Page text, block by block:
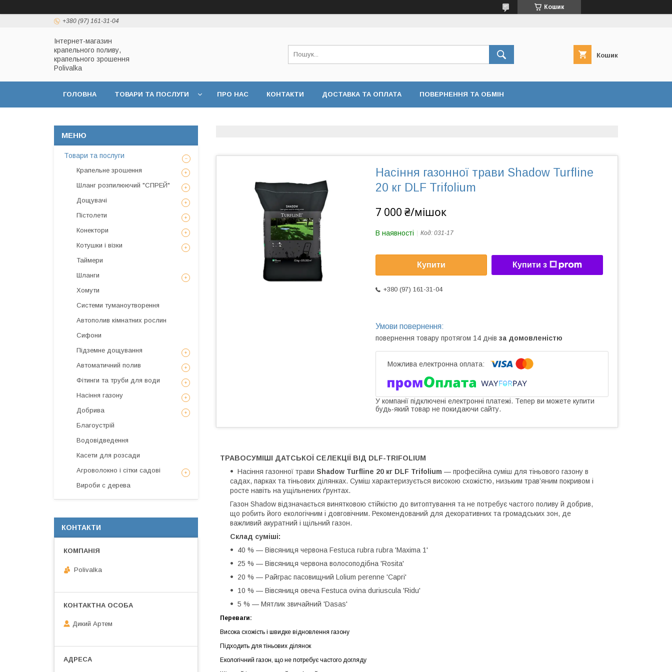
Кошик
+380 (97) 161-31-04
Інтернет-магазин
крапельного поливу,
крапельного зрошення
Polivalka
Кошик
ГОЛОВНА ТОВАРИ ТА ПОСЛУГИ ПРО НАС КОНТАКТИ ДОСТАВКА ТА ОПЛАТА ПОВЕРНЕННЯ ТА ОБМІН
Насіння газонної трави Shadow Turfline
20 кг DLF Trifolium
7 000 ₴/мішок
В наявності Код: 031-17
Купити Купити з
+380 (97) 161-31-04
повернення товару протягом 14 днів за домовленістю
У компанії підключені електронні платежі. Тепер ви можете купити
будь-який товар не покидаючи сайту.
ТРАВОСУМІШІ ДАТСЬКОЇ СЕЛЕКЦІЇ ВІД DLF-TRIFOLIUM
Насіння газонної трави Shadow Turfline 20 кг DLF Trifolium — професійна суміш для тіньового газону в
садах, парках та тіньових ділянках. Суміш характеризується високою схожістю, низьким трав’яним покривом і
росте навіть на ущільнених ґрунтах.
Газон Shadow відзначається винятковою стійкістю до витоптування та не потребує частого поливу й добрив,
що робить його екологічним і довговічним. Рекомендований для декоративних та громадських зон, де
важливий акуратний і щільний газон.
Склад суміші:
40 % — Вівсяниця червона Festuca rubra rubra 'Maxima 1'
25 % — Вівсяниця червона волосоподібна 'Rosita'
20 % — Райграс пасовищний Lolium perenne 'Capri'
10 % — Вівсяниця овеча Festuca ovina duriuscula 'Ridu'
5 % — Мятлик звичайний 'Dasas'
Переваги:
Висока схожість і швидке відновлення газону
Підходить для тіньових ділянок
Екологічний газон, що не потребує частого догляду
Товари та послуги
Крапельне зрошення
Шланг розпилюючий "СПРЕЙ"
Дощувачі
Пістолети
Конектори
Котушки і візки
Таймери
Шланги
Хомути
Системи туманоутворення
Автополив кімнатних рослин
Сифони
Підземне дощування
Автоматичний полив
Фітинги та труби для води
Насіння газону
Добрива
Благоустрій
Водовідведення
Касети для розсади
Агроволокно і сітки садові
Вироби с дерева
КОНТАКТИ
Polivalka
Дикий Артем